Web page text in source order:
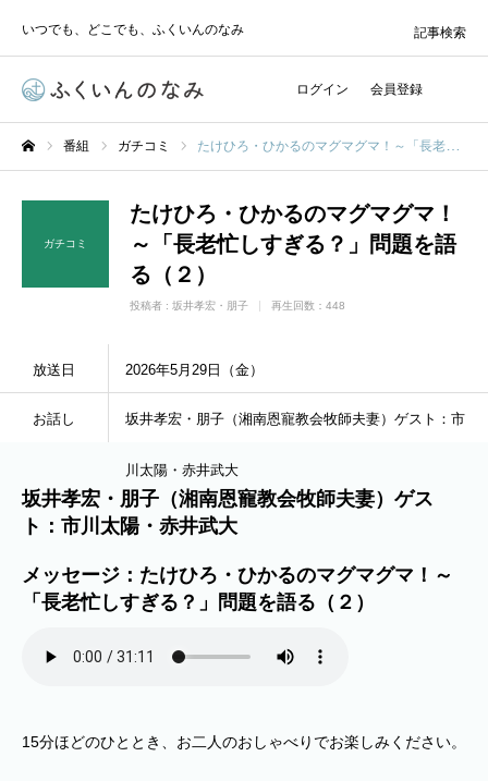
いつでも、どこでも、ふくいんのなみ
ログイン 会員登録
記事検索
番組 ガチコミ たけひろ・ひかるのマグマグマ！～「長老忙しすぎる？」問題を語る（２）
ガチコミ
たけひろ・ひかるのマグマグマ！
～「長老忙しすぎる？」問題を語
る（２）
投稿者 : 坂井孝宏・朋子 再生回数：448
放送日 2026年5月29日（金）
お話し 坂井孝宏・朋子（湘南恩寵教会牧師夫妻）ゲスト：市
川太陽・赤井武大
坂井孝宏・朋子（湘南恩寵教会牧師夫妻）ゲス
ト：市川太陽・赤井武大
メッセージ：たけひろ・ひかるのマグマグマ！～
「長老忙しすぎる？」問題を語る（２）
15分ほどのひととき、お二人のおしゃべりでお楽しみください。